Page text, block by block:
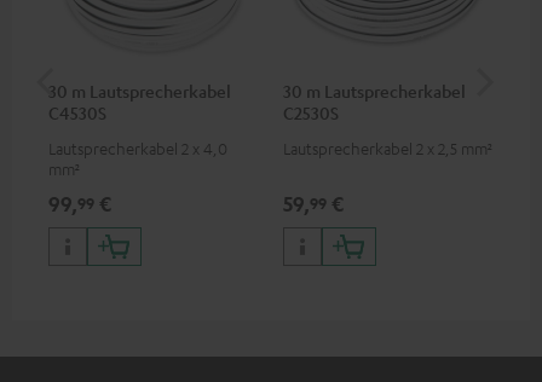
30 m Lautsprecherkabel
C4530S
Lautsprecherkabel 2 x 4,0
mm²
99,99 €
30 m Lautsprecherkabel
C2530S
Lautsprecherkabel 2 x 2,5 mm²
59,99 €